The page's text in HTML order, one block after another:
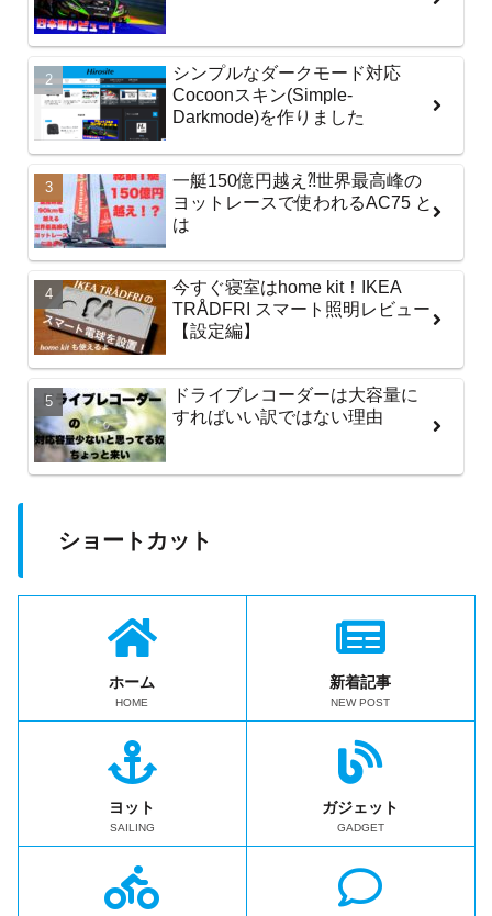
シンプルなダークモード対応
Cocoonスキン(Simple-
Darkmode)を作りました
一艇150億円越え⁈世界最高峰の
ヨットレースで使われるAC75 と
は
今すぐ寝室はhome kit！IKEA
TRÅDFRI スマート照明レビュー
【設定編】
ドライブレコーダーは大容量に
すればいい訳ではない理由
ショートカット
ホーム
HOME
新着記事
NEW POST
ヨット
SAILING
ガジェット
GADGET